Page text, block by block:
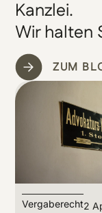
Kanzlei.
Wir halten
ZUM
Vergaberecht2